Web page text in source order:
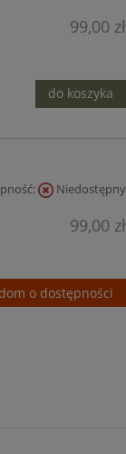
99,00 zł
do koszyka
Niedostępny
99,00 zł
o dostępności